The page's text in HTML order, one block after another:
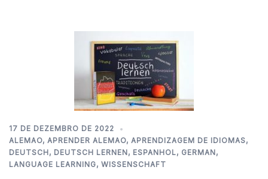
17 DE DEZEMBRO DE 2022
ALEMAO, APRENDER ALEMAO, APRENDIZAGEM DE IDIOMAS,
DEUTSCH, DEUTSCH LERNEN, ESPANHOL, GERMAN,
LANGUAGE LEARNING, WISSENSCHAFT